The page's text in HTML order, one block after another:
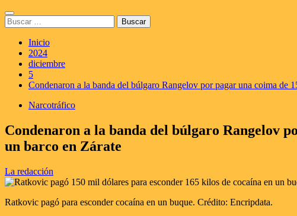
Saltar
al
contenido
Menú
principal
Buscar:
Inicio
2024
diciembre
5
Condenaron a la banda del búlgaro Rangelov por pagar una coima de
Narcotráfico
Condenaron a la banda del búlgaro Rangelov
un barco en Zárate
La redacción
Ratkovic pagó para esconder cocaína en un buque. Crédito: Encripdata.